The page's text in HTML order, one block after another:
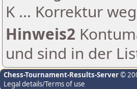
K ... Korrektur
Hinweis2
und sind in der
Chess-Tournament-Results-Server©
Legal details/Terms of use